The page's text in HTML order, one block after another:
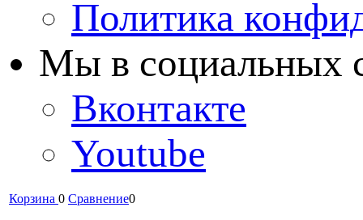
Политика
Мы в cоциальных
Вконтакте
Youtube
Корзина 0 Сравнение0